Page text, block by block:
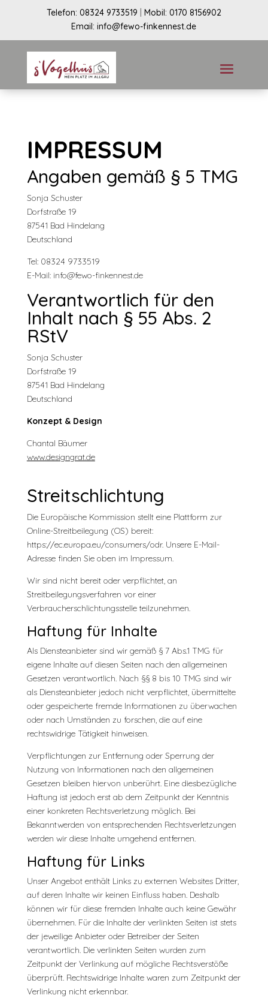
Telefon: 08324 9733519 Mobil: 0170 8156902
Email:info@fewo-finkennest.de
IMPRESSUM
Angaben gemäß § 5 TMG
Sonja Schuster
Dorfstraße 19
87541 Bad Hindelang
Deutschland
Tel: 08324 9733519
E-Mail: info@fewo-finkennest.de
Verantwortlich für den
Inhalt nach § 55 Abs. 2
RStV
Sonja Schuster
Dorfstraße 19
87541 Bad Hindelang
Deutschland
Konzept & Design
Chantal Bäumer
www.designgrat.de
Streitschlichtung
Die Europäische Kommission stellt eine Plattform zur
Online-Streitbeilegung (OS) bereit:
https://ec.europa.eu/consumers/odr. Unsere E-Mail-
Adresse finden Sie oben im Impressum.
Wir sind nicht bereit oder verpflichtet, an
Streitbeilegungsverfahren vor einer
Verbraucherschlichtungsstelle teilzunehmen.
Haftung für Inhalte
Als Diensteanbieter sind wir gemäß § 7 Abs.1 TMG für
eigene Inhalte auf diesen Seiten nach den allgemeinen
Gesetzen verantwortlich. Nach §§ 8 bis 10 TMG sind wir
als Diensteanbieter jedoch nicht verpflichtet, übermittelte
oder gespeicherte fremde Informationen zu überwachen
oder nach Umständen zu forschen, die auf eine
rechtswidrige Tätigkeit hinweisen.
Verpflichtungen zur Entfernung oder Sperrung der
Nutzung von Informationen nach den allgemeinen
Gesetzen bleiben hiervon unberührt. Eine diesbezügliche
Haftung ist jedoch erst ab dem Zeitpunkt der Kenntnis
einer konkreten Rechtsverletzung möglich. Bei
Bekanntwerden von entsprechenden Rechtsverletzungen
werden wir diese Inhalte umgehend entfernen.
Haftung für Links
Unser Angebot enthält Links zu externen Websites Dritter,
auf deren Inhalte wir keinen Einfluss haben. Deshalb
können wir für diese fremden Inhalte auch keine Gewähr
übernehmen. Für die Inhalte der verlinkten Seiten ist stets
der jeweilige Anbieter oder Betreiber der Seiten
verantwortlich. Die verlinkten Seiten wurden zum
Zeitpunkt der Verlinkung auf mögliche Rechtsverstöße
überprüft. Rechtswidrige Inhalte waren zum Zeitpunkt der
Verlinkung nicht erkennbar.